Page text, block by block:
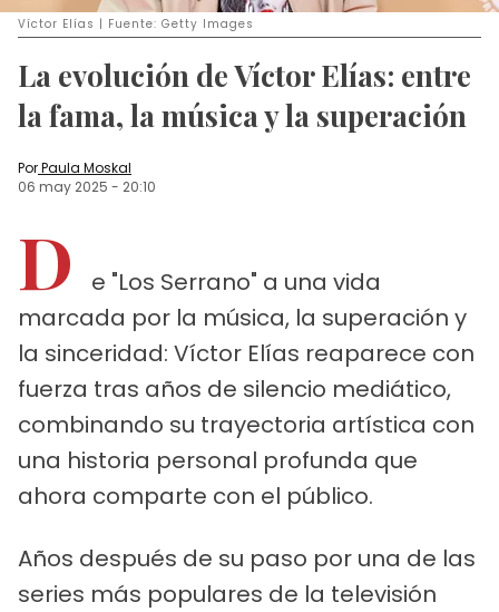
Víctor Elías | Fuente: Getty Images
La evolución de Víctor Elías: entre
la fama, la música y la superación
PorPaula Moskal
06 may 2025 - 20:10
D
e "Los Serrano" a una vida
marcada por la música, la superación y
la sinceridad: Víctor Elías reaparece con
fuerza tras años de silencio mediático,
combinando su trayectoria artística con
una historia personal profunda que
ahora comparte con el público.
Años después de su paso por una de las
series más populares de la televisión